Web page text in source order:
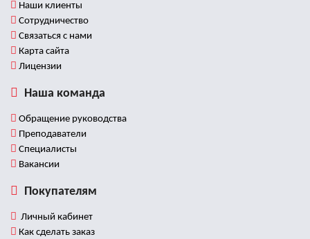
Наши клиенты
Сотрудничество
Связаться с нами
Карта сайта
Лицензии
Наша команда
Обращение руководства
Преподаватели
Специалисты
Вакансии
Покупателям
Личный кабинет
Как сделать заказ